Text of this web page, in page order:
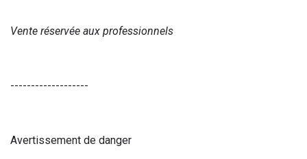
Vente réservée aux professionnels
-------------------
Avertissement de danger